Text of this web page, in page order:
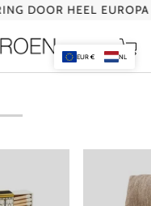
DOOR HEEL EUROPA
EUR € NL